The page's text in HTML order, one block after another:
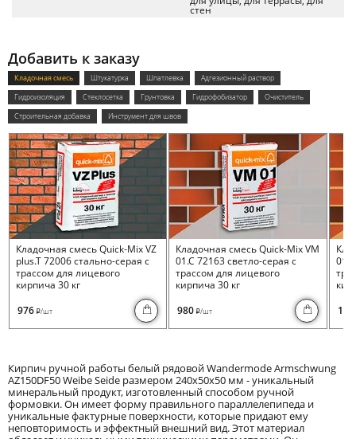
стен
Добавить к заказу
Кладочная смесь Штукатурка Шпатлевка
Адгезионный раствор
Гидроизоляция
Стеклосетка Грунтовка Гидрофобизатор
Очиститель
Строительная добавка
Инструмент для швов
Кладочная смесь Quick-Mix VZ
plus.T 72006 стально-серая с
трассом для лицевого
кирпича 30 кг
976 i/шт
Кладочная смесь Quick-Mix VM
01.C 72163 светло-серая с
трассом для лицевого
кирпича 30 кг
980 i/шт
01.I
Кирпич ручной работы белый рядовой Wandermode Armschwung
AZ150DF50 Weibe Seide размером 240x50x50 мм - уникальный
минеральный продукт, изготовленный способом ручной
формовки. Он имеет форму правильного параллелепипеда и
уникальные фактурные поверхности, которые придают ему
неповторимость и эффектный внешний вид. Этот материал